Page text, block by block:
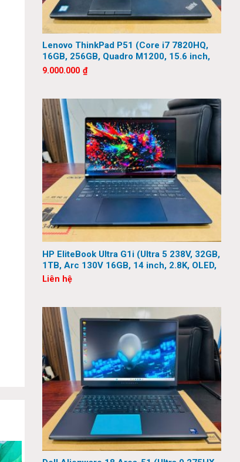
Lenovo ThinkPad P51 (Core i7 7820HQ,
16GB, 256GB, Quadro M1200, 15.6 inch,
FHD)
9.000.000 ₫
HP EliteBook Ultra G1i (Ultra 5 238V, 32GB,
1TB, Arc 130V 16GB, 14 inch, 2.8K, OLED,
Touch)
Liên hệ